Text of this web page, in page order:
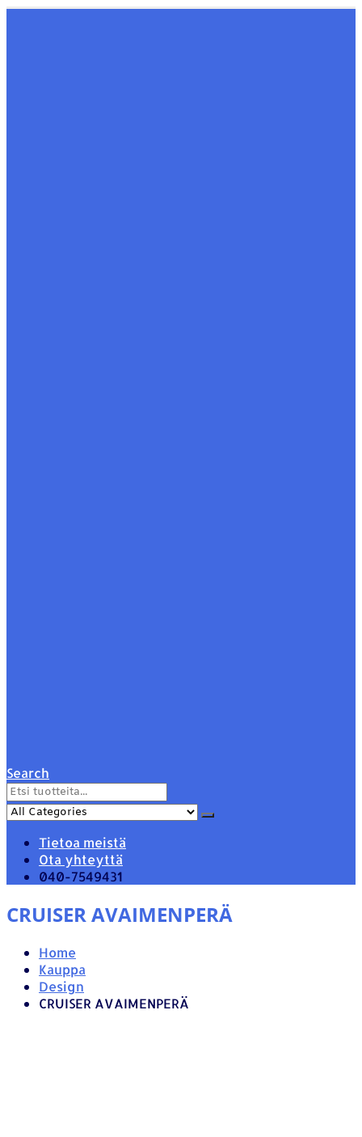
Search
Tietoa meistä
Ota yhteyttä
040-7549431
CRUISER AVAIMENPERÄ
Home
Kauppa
Design
CRUISER AVAIMENPERÄ